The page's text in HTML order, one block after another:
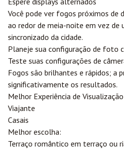
Você pode ver fogos próximos de
ao redor de meia-noite em vez de
sincronizado da cidade.
Planeje sua configuração de foto
Teste suas configurações de
Fogos são brilhantes e rápidos; a
significativamente os resultados.
Melhor Experiência de
Viajante
Casais
Melhor escolha:
Terraço romântico em terraço ou